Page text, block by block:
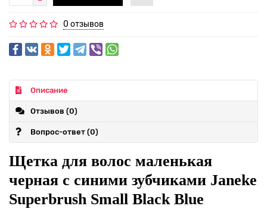
0 отзывов
Описание
Отзывов (0)
Вопрос-ответ (0)
Щетка для волос маленькая
черная с синими зубчиками Janeke
Superbrush Small Black Blue